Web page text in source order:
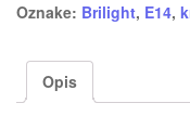
Oznake: Brilight, E14,
Opis